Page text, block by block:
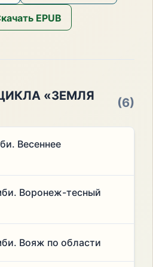
EPUB
«ЗЕМЛЯ
(6)
Весеннее
Воронеж-тесный
Вояж по области